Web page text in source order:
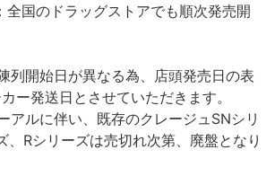
全国のドラッグストアでも順次発売開
列開始日が異なる為、店頭発売日の表
ー発送日とさせていただきます。
アルに伴い、既存のクレージュSNシリ
、Rシリーズは売切れ次第、廃盤となり